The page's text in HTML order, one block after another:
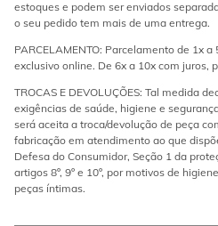
estoques e podem ser enviados
o seu pedido tem mais de uma entrega.
PARCELAMENTO: Parcelamento de 1x
exclusivo online. De 6x a 10x com juros,
TROCAS E DEVOLUÇÕES: Tal medida
exigências de saúde, higiene e
será aceita a troca/devolução de peça
fabricação em atendimento ao que
Defesa do Consumidor, Seção 1 da
artigos 8º, 9º e 10º, por motivos de
peças íntimas.